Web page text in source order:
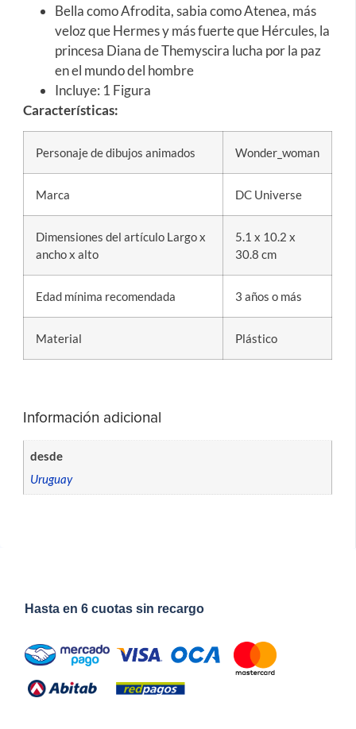
Bella como Afrodita, sabia como Atenea, más
veloz que Hermes y más fuerte que Hércules, la
princesa Diana de Themyscira lucha por la paz
en el mundo del hombre
Incluye: 1 Figura
Características:
Personaje de dibujos animados Wonder_woman
Marca DC Universe
Dimensiones del artículo Largo x
ancho x alto
5.1 x 10.2 x
30.8 cm
Edad mínima recomendada 3 años o más
Material Plástico
Información adicional
desde
Uruguay
Hasta en 6 cuotas sin recargo